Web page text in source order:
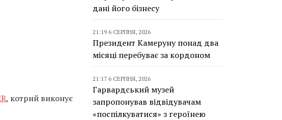
, котрий виконує
дані його бізнесу
21:19 6 СЕРПНЯ, 2026
Президент Камеруну понад два
місяці перебуває за кордоном
21:17 6 СЕРПНЯ, 2026
Гарвардський музей
запропонував відвідувачам
«поспілкуватися» з героїнею